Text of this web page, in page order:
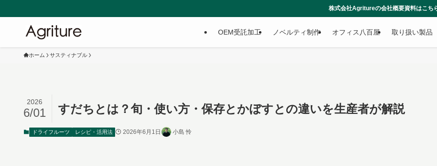
株式会社Agritureの会社概要資料はこちらからダウンロードできま
OEM受託加工 ノベルティ制作 オフィス八百屋 取り扱い製品
ホーム サスティナブル
すだちとは？旬・使い方・保存とかぼすとの違いを生産者が解説
2026
6/01
ドライフルーツ レシピ・活用法 2026年6月1日 小島 怜